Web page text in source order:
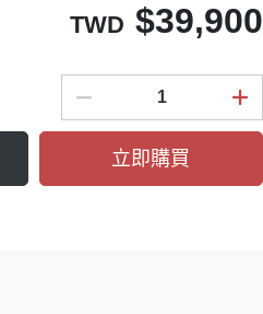
TWD $39,900
立即購買